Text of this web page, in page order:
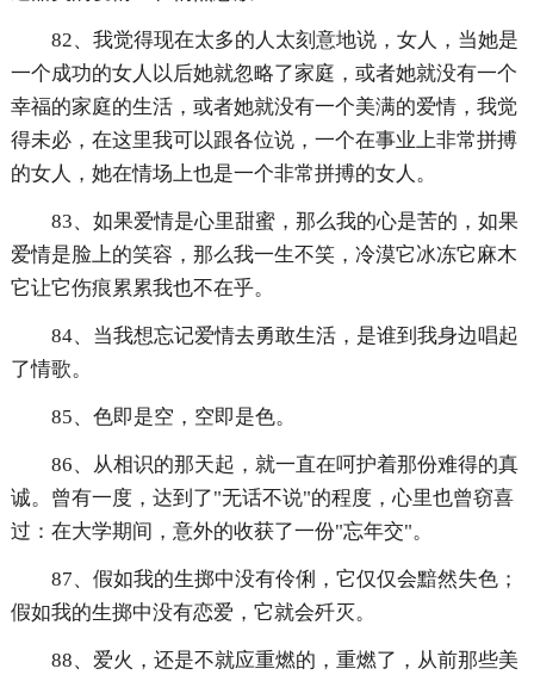
82、我觉得现在太多的人太刻意地说，女人，当她是
一个成功的女人以后她就忽略了家庭，或者她就没有一个
幸福的家庭的生活，或者她就没有一个美满的爱情，我觉
得未必，在这里我可以跟各位说，一个在事业上非常拼搏
的女人，她在情场上也是一个非常拼搏的女人。
83、如果爱情是心里甜蜜，那么我的心是苦的，如果
爱情是脸上的笑容，那么我一生不笑，冷漠它冰冻它麻木
它让它伤痕累累我也不在乎。
84、当我想忘记爱情去勇敢生活，是谁到我身边唱起
了情歌。
85、色即是空，空即是色。
86、从相识的那天起，就一直在呵护着那份难得的真
诚。曾有一度，达到了"无话不说"的程度，心里也曾窃喜
过：在大学期间，意外的收获了一份"忘年交"。
87、假如我的生掷中没有伶俐，它仅仅会黯然失色；
假如我的生掷中没有恋爱，它就会歼灭。
88、爱火，还是不就应重燃的，重燃了，从前那些美